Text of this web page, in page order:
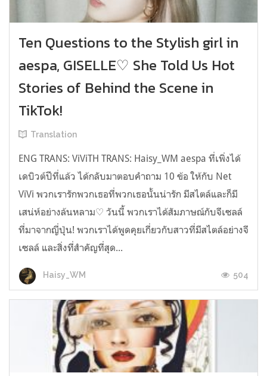
Ten Questions to the Stylish girl in
aespa, GISELLE♡ She Told Us Hot
Stories of Behind the Scene in
TikTok!
Translation
ENG TRANS: ViViTH TRANS: Haisy_WM aespa ที่เพิ่งได้
เดบิวต์ปีที่แล้ว ได้กลับมาตอบคำถาม 10 ข้อ ให้กับ Net
ViVi พวกเรารักพวกเธอที่พวกเธอนั้นน่ารัก มีสไตล์และก็มี
เสน่ห์อย่างล้นหลาม♡ วันนี้ พวกเราได้สัมภาษณ์กับจีเซลล์
ที่มาจากญี่ปุ่น! พวกเราได้พูดคุยเกี่ยวกับสาวที่มีสไตล์อย่างจี
เซลล์ และสิ่งที่สำคัญที่สุด...
Haisy_WM 504